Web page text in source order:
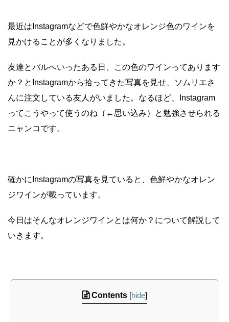
最近はInstagramなどで色鮮やかなオレンジ色のワインを
見かけることが多くなりました。
友達とバルへいったある日、この色のワインってあります
か？とInstagramから拾ってきた写真を見せ、ソムリエさ
んに注文している友人がいました。なるほど、Instagram
ってこうやって使うのね（←思い込み）と勉強させられる
ニャンコです。
確かにInstagramの写真を見ていると、色鮮やかなオレン
ジワインが載っています。
今日はそんなオレンジワインとは何か？について解説して
いきます。
Contents [hide]